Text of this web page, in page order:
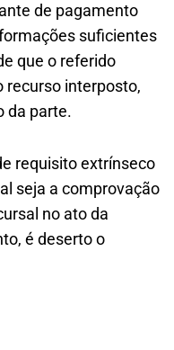
de pagamento
suficientes
que o referido
recurso interposto,
da parte.
requisito extrínseco
seja a comprovação
no ato da
é deserto o